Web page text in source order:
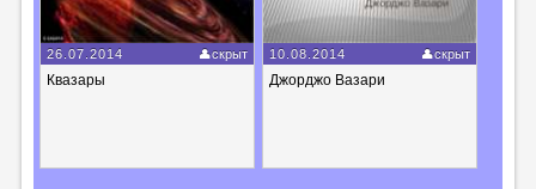
26.07.2014 скрыт
Квазары
10.08.2014 скрыт
Джорджо Вазари